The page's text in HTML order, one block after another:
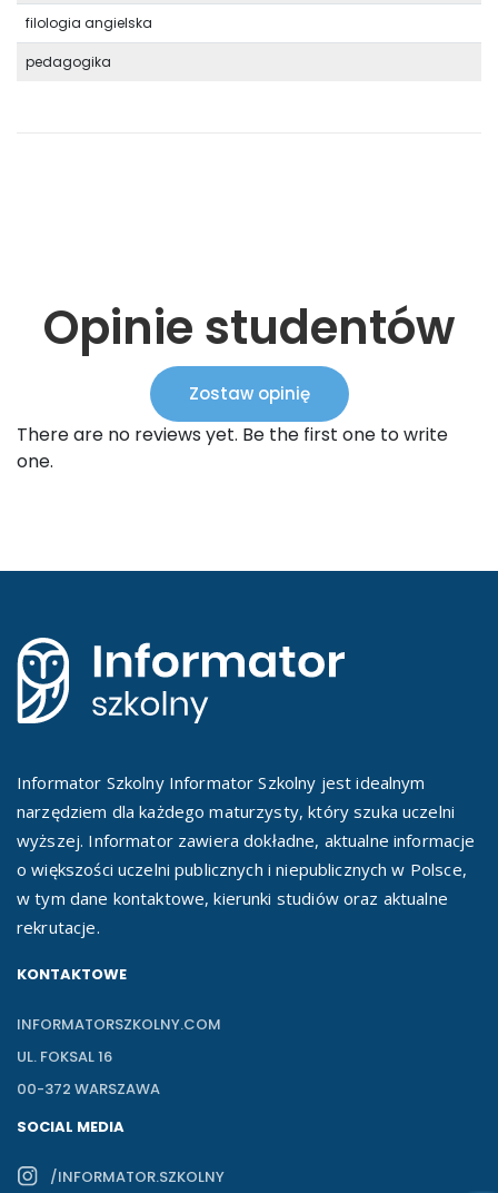
filologia angielska
pedagogika
Opinie studentów
Zostaw opinię
There are no reviews yet. Be the first one to write
one.
Informator Szkolny Informator Szkolny jest idealnym
narzędziem dla każdego maturzysty, który szuka uczelni
wyższej. Informator zawiera dokładne, aktualne informacje
o większości uczelni publicznych i niepublicznych w Polsce,
w tym dane kontaktowe, kierunki studiów oraz aktualne
rekrutacje.
KONTAKTOWE
INFORMATORSZKOLNY.COM
UL. FOKSAL 16
00-372 WARSZAWA
SOCIAL MEDIA
/INFORMATOR.SZKOLNY